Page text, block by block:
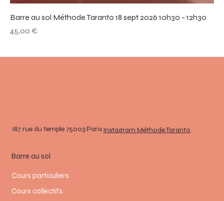
Barre au sol Méthode Taranto 18 sept 2026 10h30 - 12h30
Prix
45,00 €
187 rue du temple 75003 ParisInstagram Méthode Taranto
Barre au sol
Cours particuliers
Cours collectifs